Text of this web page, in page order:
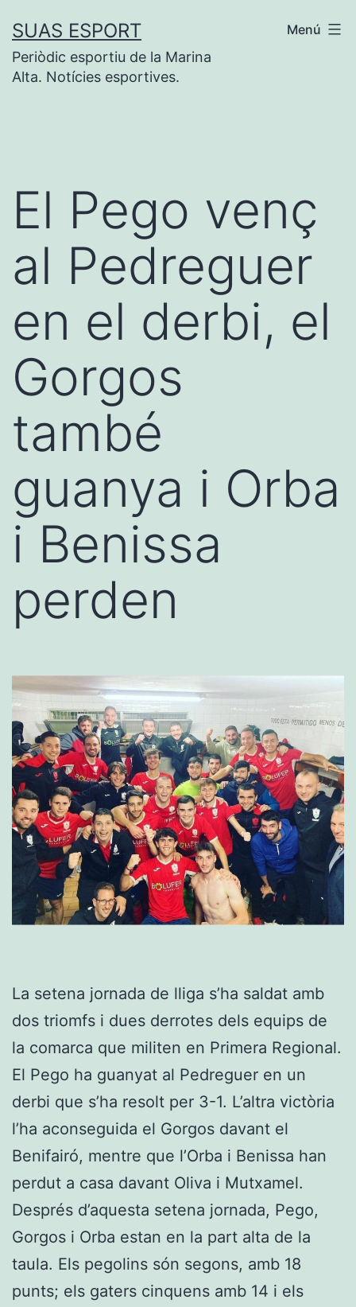
contingut
SUAS ESPORT
Periòdic esportiu de la Marina
Alta. Notícies esportives.
Menú
El Pego venç
al Pedreguer
en el derbi, el
Gorgos
també
guanya i Orba
i Benissa
perden
La setena jornada de lliga s’ha saldat amb
dos triomfs i dues derrotes dels equips de
la comarca que militen en Primera Regional.
El Pego ha guanyat al Pedreguer en un
derbi que s’ha resolt per 3-1. L’altra victòria
l’ha aconseguida el Gorgos davant el
Benifairó, mentre que l’Orba i Benissa han
perdut a casa davant Oliva i Mutxamel.
Després d’aquesta setena jornada, Pego,
Gorgos i Orba estan en la part alta de la
taula. Els pegolins són segons, amb 18
punts; els gaters cinquens amb 14 i els